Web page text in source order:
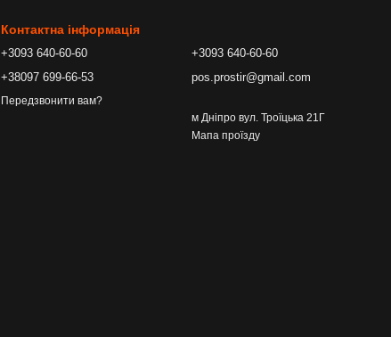
Контактна інформація
+3093 640-60-60
+38097 699-66-53
Передзвонити вам?
+3093 640-60-60
pos.prostir@gmail.com
м Дніпро вул. Троїцька 21Г
Мапа проїзду